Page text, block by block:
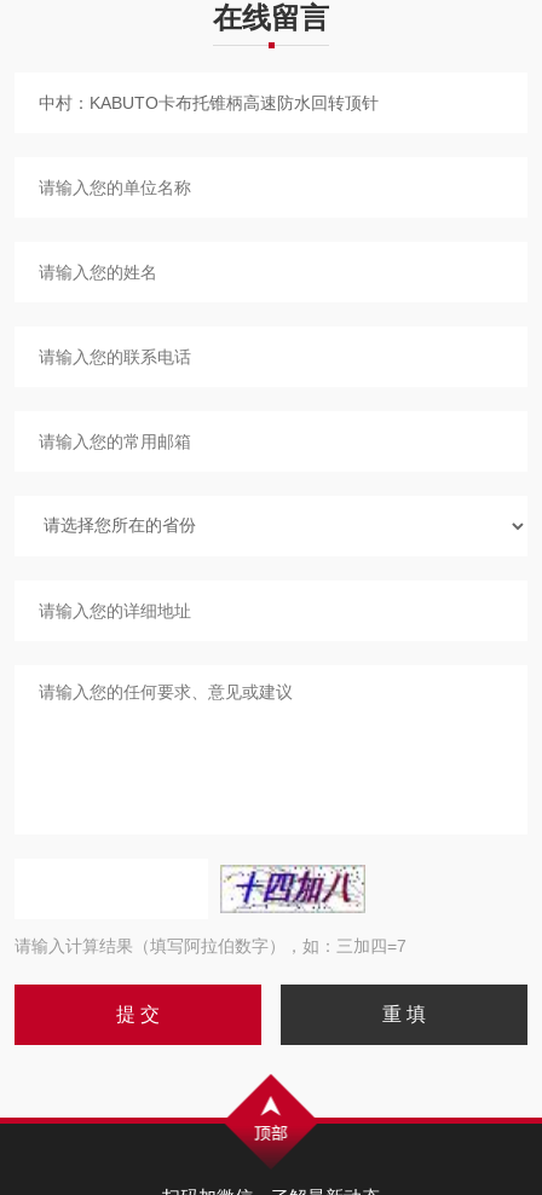
在线留言
请输入计算结果（填写阿拉伯数字），如：三加四=7